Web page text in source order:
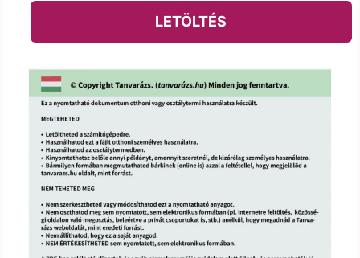
LETÖLTÉS